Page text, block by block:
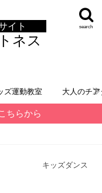
イト
ネス
search
ズ運動教室 大人のチ
ちらから
キッズダンス